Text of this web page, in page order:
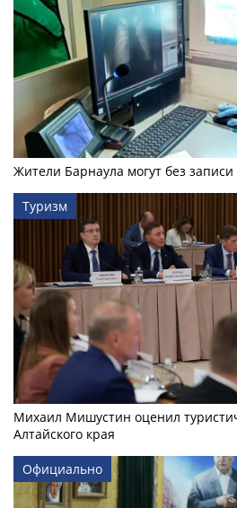
Жители Барнаула могут без
Туризм
Михаил Мишустин оценил
Алтайского края
Официально